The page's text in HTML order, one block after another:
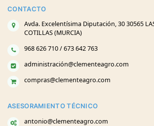
CONTACTO
Avda. Excelentísima Diputación, 30 30565
COTILLAS (MURCIA)
968 626 710 / 673 642 763
administración@clementeagro.com
compras@clementeagro.com
ASESORAMIENTO TÉCNICO
antonio@clementeagro.com